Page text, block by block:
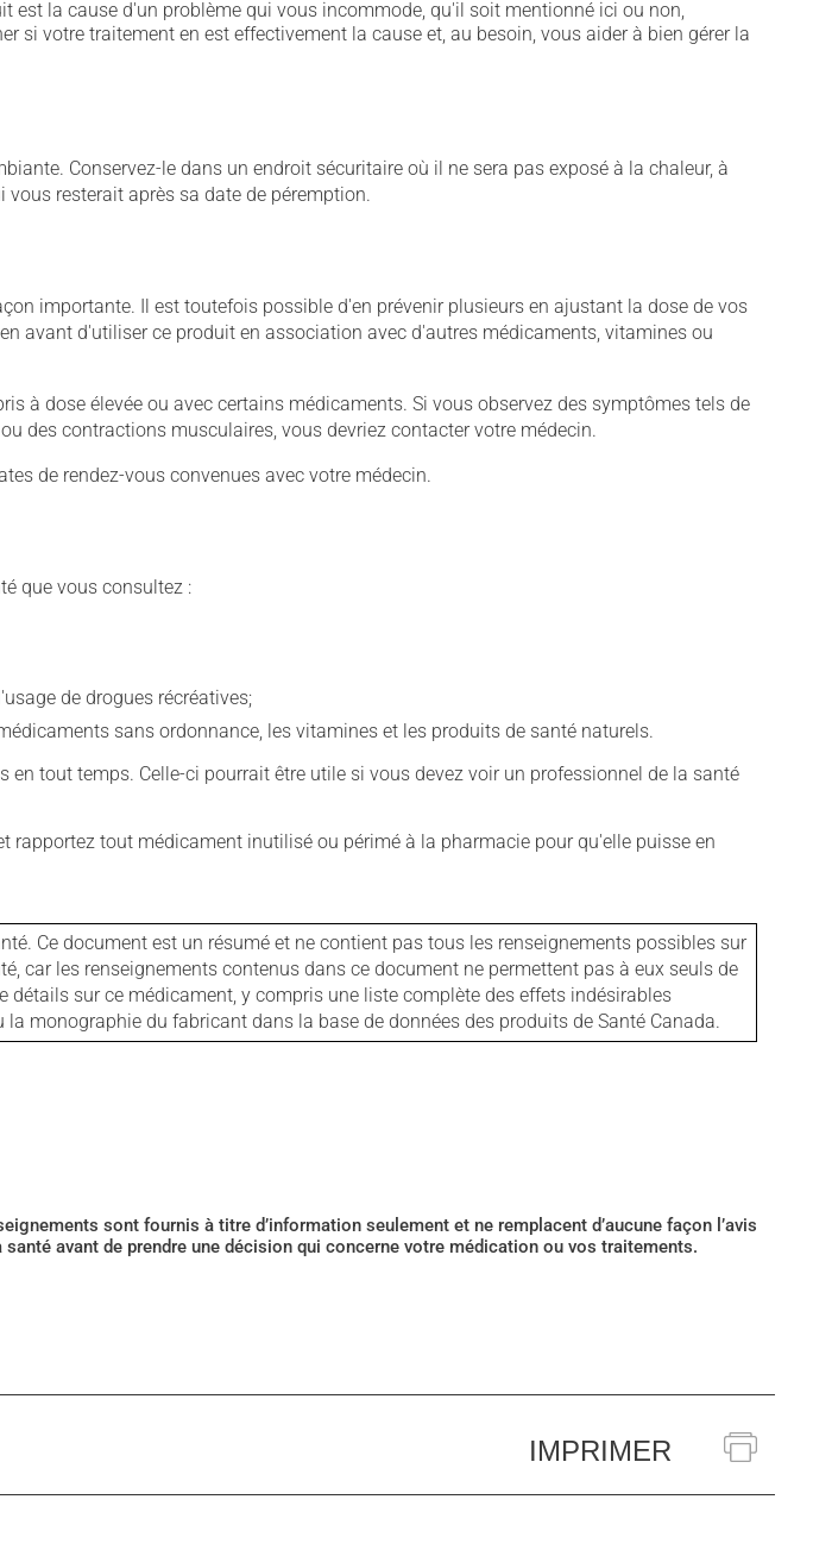
est la cause d'un problème qui vous incommode, qu'il soit mentionné ici ou non,
si votre traitement en est effectivement la cause et, au besoin, vous aider à bien gérer la
Conservez-le dans un endroit sécuritaire où il ne sera pas exposé à la chaleur, à
resterait après sa date de péremption.
importante. Il est toutefois possible d'en prévenir plusieurs en ajustant la dose de vos
avant d'utiliser ce produit en association avec d'autres médicaments, vitamines ou
à dose élevée ou avec certains médicaments. Si vous observez des symptômes tels de
des contractions musculaires, vous devriez contacter votre médecin.
de rendez-vous convenues avec votre médecin.
que vous consultez :
de drogues récréatives;
sans ordonnance, les vitamines et les produits de santé naturels.
tout temps. Celle-ci pourrait être utile si vous devez voir un professionnel de la santé
tout médicament inutilisé ou périmé à la pharmacie pour qu'elle puisse en
Ce document est un résumé et ne contient pas tous les renseignements possibles sur
car les renseignements contenus dans ce document ne permettent pas à eux seuls de
sur ce médicament, y compris une liste complète des effets indésirables
monographie du fabricant dans la base de données des produits de Santé Canada.
sont fournis à titre d’information seulement et ne remplacent d’aucune façon l’avis
avant de prendre une décision qui concerne votre médication ou vos traitements.
IMPRIMER